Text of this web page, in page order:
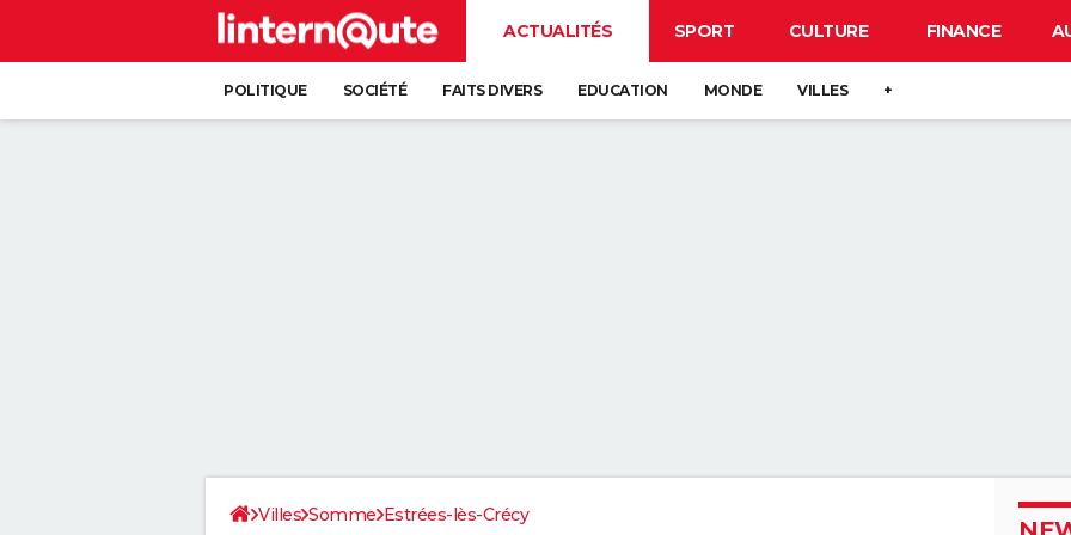
ACTUALITÉS SPORT CULTURE FINANCE
POLITIQUE SOCIÉTÉ FAITS DIVERS EDUCATION MONDE VILLES +
Villes Somme Estrées-lès-Crécy